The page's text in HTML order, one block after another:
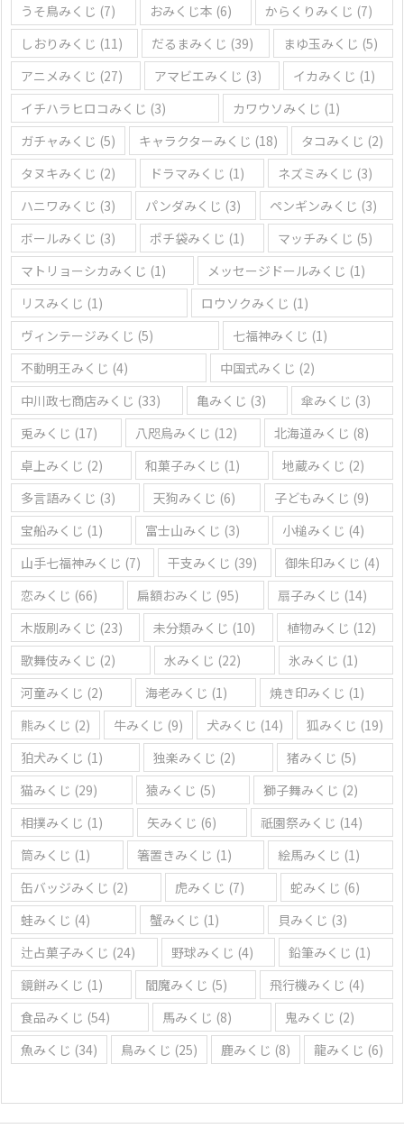
うそ鳥みくじ (7) おみくじ本 (6) からくりみくじ (7)
しおりみくじ (11) だるまみくじ (39) まゆ玉みくじ (5)
アニメみくじ (27) アマビエみくじ (3) イカみくじ (1)
イチハラヒロコみくじ (3) カワウソみくじ (1)
ガチャみくじ (5) キャラクターみくじ (18) タコみくじ (2)
タヌキみくじ (2) ドラマみくじ (1) ネズミみくじ (3)
ハニワみくじ (3) パンダみくじ (3) ペンギンみくじ (3)
ボールみくじ (3) ポチ袋みくじ (1) マッチみくじ (5)
マトリョーシカみくじ (1) メッセージドールみくじ (1)
リスみくじ (1) ロウソクみくじ (1)
ヴィンテージみくじ (5) 七福神みくじ (1)
不動明王みくじ (4) 中国式みくじ (2)
中川政七商店みくじ (33) 亀みくじ (3) 傘みくじ (3)
兎みくじ (17) 八咫烏みくじ (12) 北海道みくじ (8)
卓上みくじ (2) 和菓子みくじ (1) 地蔵みくじ (2)
多言語みくじ (3) 天狗みくじ (6) 子どもみくじ (9)
宝船みくじ (1) 富士山みくじ (3) 小槌みくじ (4)
山手七福神みくじ (7) 干支みくじ (39) 御朱印みくじ (4)
恋みくじ (66) 扁額おみくじ (95) 扇子みくじ (14)
木版刷みくじ (23) 未分類みくじ (10) 植物みくじ (12)
歌舞伎みくじ (2) 水みくじ (22) 氷みくじ (1)
河童みくじ (2) 海老みくじ (1) 焼き印みくじ (1)
熊みくじ (2) 牛みくじ (9) 犬みくじ (14) 狐みくじ (19)
狛犬みくじ (1) 独楽みくじ (2) 猪みくじ (5)
猫みくじ (29) 猿みくじ (5) 獅子舞みくじ (2)
相撲みくじ (1) 矢みくじ (6) 祇園祭みくじ (14)
筒みくじ (1) 箸置きみくじ (1) 絵馬みくじ (1)
缶バッジみくじ (2) 虎みくじ (7) 蛇みくじ (6)
蛙みくじ (4) 蟹みくじ (1) 貝みくじ (3)
辻占菓子みくじ (24) 野球みくじ (4) 鉛筆みくじ (1)
鏡餅みくじ (1) 閻魔みくじ (5) 飛行機みくじ (4)
食品みくじ (54) 馬みくじ (8) 鬼みくじ (2)
魚みくじ (34) 鳥みくじ (25) 鹿みくじ (8) 龍みくじ (6)